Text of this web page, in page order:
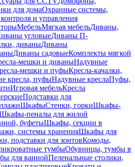
для домаОхранные системы,
и управления
МебельМягкая мебельДиваны,
угловыеДиваны П-
диваныДиваны
Диваны садовыеКомплекты мягкой
мешки и диваныНадувные
мешки и пуфыКресла-качалки,
кресла, пуфыНадувные креслаПуфы,
Игровая мебельКресла
Подставки для
ШкафыСтенки, горкиШкафы-
пеналы для жилой
буфетыШкафы, секции в
системы храненияШкафы для
подставки для зонтовКомоды,
тумбыОбувницы, тумбы в
для ваннойПеленальные столики,